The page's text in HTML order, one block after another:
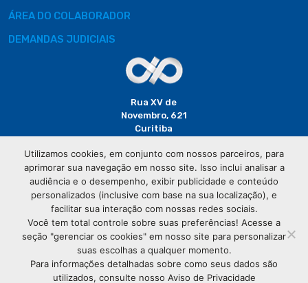
ÁREA DO COLABORADOR
DEMANDAS JUDICIAIS
Rua XV de
Novembro, 621
Curitiba
(41) 3320-
2929
Utilizamos cookies, em conjunto com nossos parceiros, para
aprimorar sua navegação em nosso site. Isso inclui analisar a
audiência e o desempenho, exibir publicidade e conteúdo
personalizados (inclusive com base na sua localização), e
facilitar sua interação com nossas redes sociais.
Você tem total controle sobre suas preferências! Acesse a
seção "gerenciar os cookies" em nosso site para personalizar
suas escolhas a qualquer momento.
Para informações detalhadas sobre como seus dados são
utilizados, consulte nosso Aviso de Privacidade